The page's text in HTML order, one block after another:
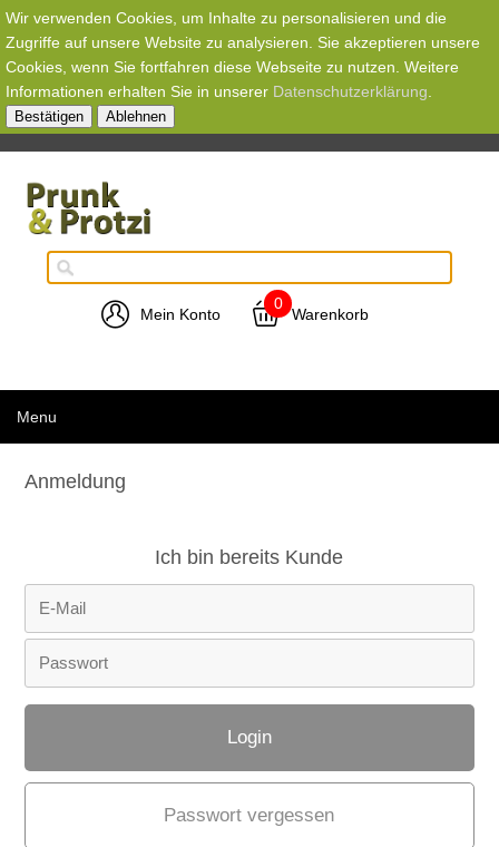
Wir verwenden Cookies, um Inhalte zu personalisieren und die
Zugriffe auf unsere Website zu analysieren. Sie akzeptieren unsere
Cookies, wenn Sie fortfahren diese Webseite zu nutzen. Weitere
Informationen erhalten Sie in unserer Datenschutzerklärung
Bestätigen Ablehnen
Mein Konto
0
Warenkorb
Menu
Anmeldung
Ich bin bereits Kunde
Passwort vergessen